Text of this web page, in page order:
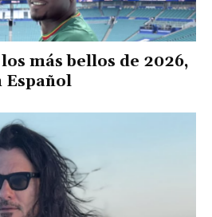
más bellos de 2026,
Español